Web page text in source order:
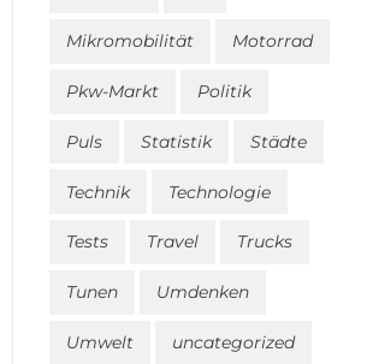
Mikromobilität Motorrad
Pkw-Markt Politik
Puls Statistik Städte
Technik Technologie
Tests Travel Trucks
Tunen Umdenken
Umwelt uncategorized